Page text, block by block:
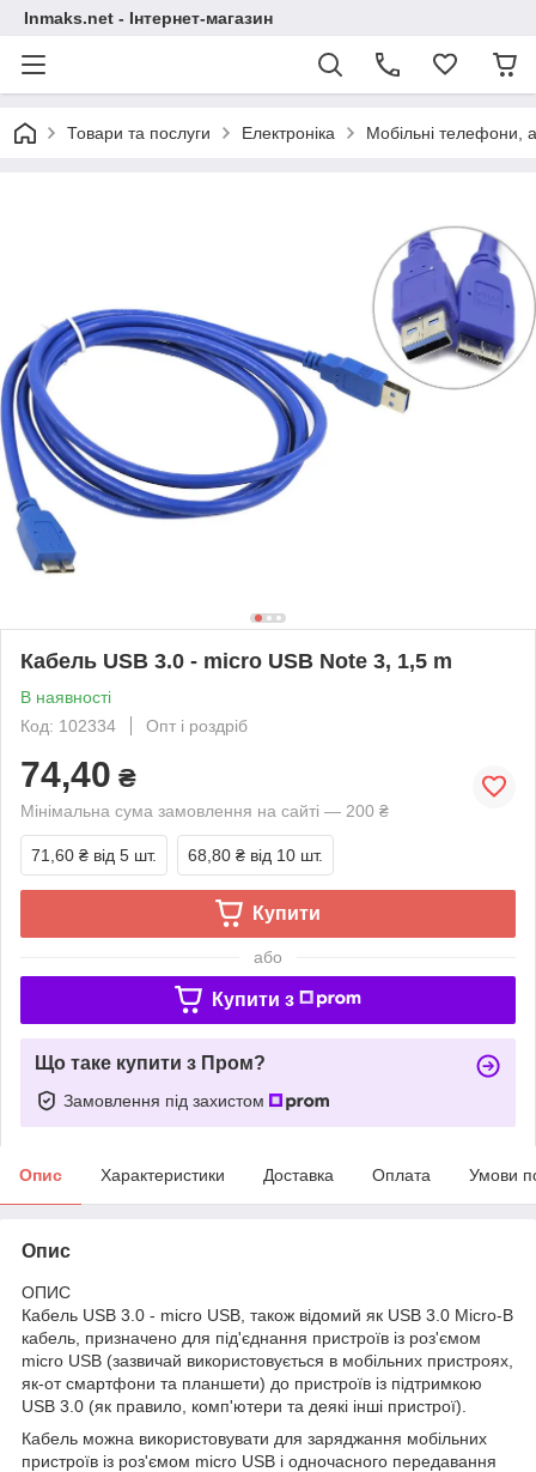
Inmaks.net - Інтернет-магазин
Товари та послуги Електроніка Мобільні телефони,
Кабель USB 3.0 - micro USB Note 3, 1,5 m
В наявності
Код: 102334
Опт і роздріб
74,40 ₴
Мінімальна сума замовлення на сайті — 200 ₴
71,60 ₴ від 5 шт. 68,80 ₴ від 10 шт.
Купити
або
Купити з
Що таке купити з Пром?
Замовлення під захистом
Опис Характеристики Доставка Оплата Умови
Опис
ОПИС
Кабель USB 3.0 - micro USB, також відомий як USB 3.0 Micro-B
кабель, призначено для під'єднання пристроїв із роз'ємом
micro USB (зазвичай використовується в мобільних пристроях,
як-от смартфони та планшети) до пристроїв із підтримкою
USB 3.0 (як правило, комп'ютери та деякі інші пристрої).
Кабель можна використовувати для заряджання мобільних
пристроїв із роз'ємом micro USB і одночасного передавання